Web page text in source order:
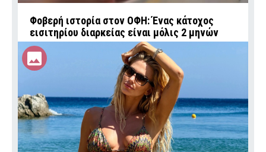
Φοβερή ιστορία στον ΟΦΗ: Ένας κάτοχος
εισιτηρίου διαρκείας είναι μόλις 2 μηνών